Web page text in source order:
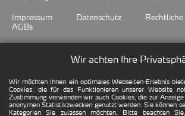
Wir achten Ihre
Wir möchten Ihnen ein optimales Webseiten-Erlebnis
Cookies, die für das Funktionieren unserer Website
Zustimmung verwenden wir auch Cookies, die zur
anonymen Statistikzwecken genutzt werden. Sie können
Kategorien Sie zulassen möchten. Bitte beachten
Impressum
Datenschutz
AGBs